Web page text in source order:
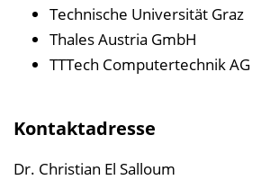
Technische Universität Graz
Thales Austria GmbH
TTTech Computertechnik AG
Kontaktadresse
Dr. Christian El Salloum